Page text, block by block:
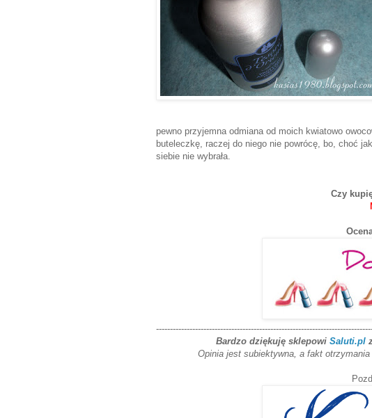
pewno przyjemna odmiana od moich kwiatowo
buteleczkę, raczej do niego nie powrócę, bo, choć
siebie nie wybrała.
Czy
Bardzo dziękuję sklepowi Saluti.pl
Opinia jest subiektywna, a fakt otrzymania